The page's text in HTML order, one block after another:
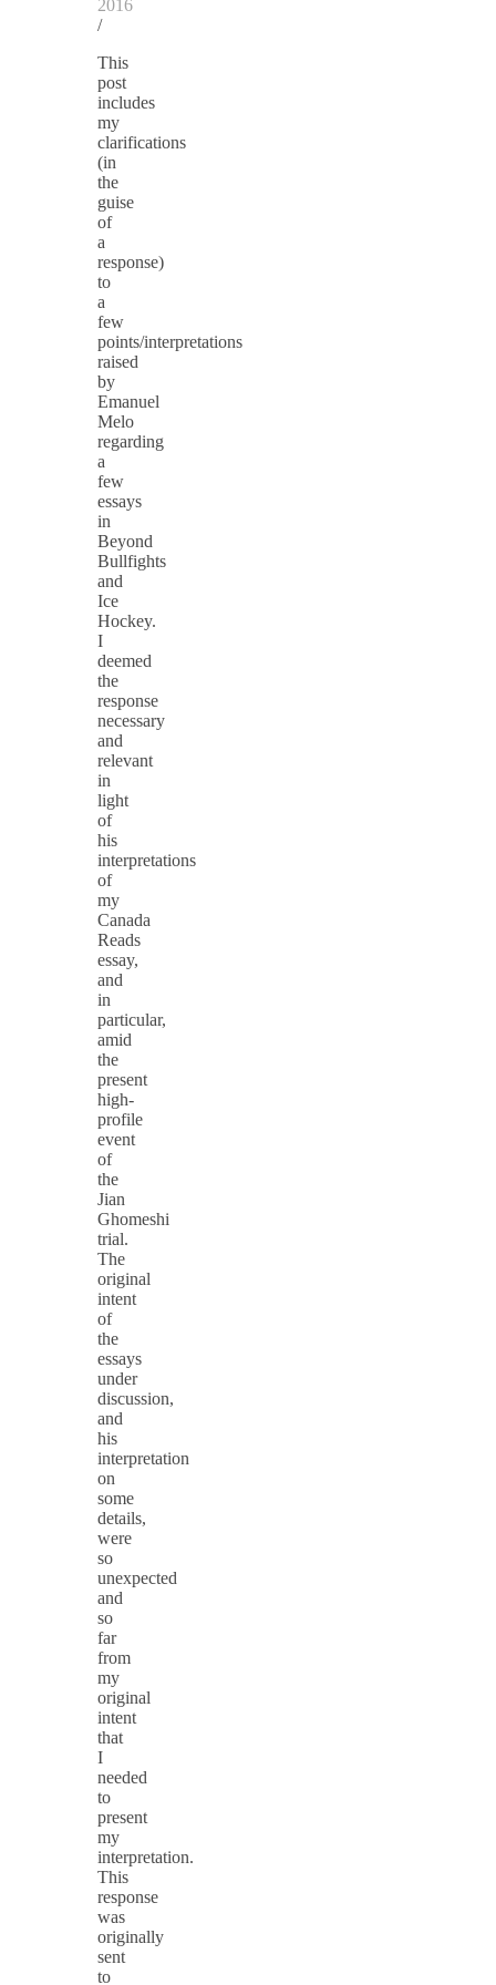
2016
/
This
post
includes
my
clarifications
(in
the
guise
of
a
response)
to
a
few
points/interpretations
raised
by
Emanuel
Melo
regarding
a
few
essays
in
Beyond
Bullfights
and
Ice
Hockey.
I
deemed
the
response
necessary
and
relevant
in
light
of
his
interpretations
of
my
Canada
Reads
essay,
and
in
particular,
amid
the
present
high-
profile
event
of
the
Jian
Ghomeshi
trial.
The
original
intent
of
the
essays
under
discussion,
and
his
interpretation
on
some
details,
were
so
unexpected
and
so
far
from
my
original
intent
that
I
needed
to
present
my
interpretation.
This
response
was
originally
sent
to